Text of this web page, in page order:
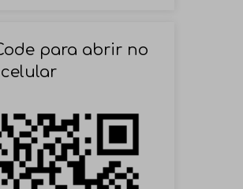
VOLTAR
para abrir no
celular